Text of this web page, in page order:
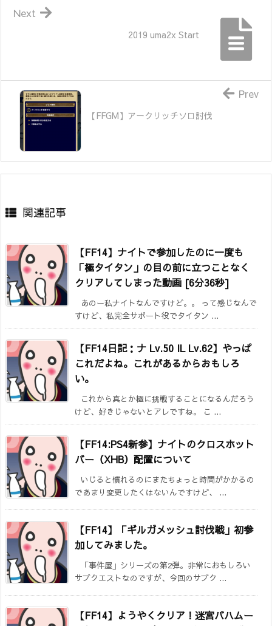
2019 uma2x Start
Next
【FFGM】アークリッチソロ討伐
Prev
関連記事
【FF14】ナイトで参加したのに一度も
「極タイタン」の目の前に立つことなく
クリアしてしまった動画 [6分36秒]
あのー私ナイトなんですけど。。 って感じなんで
すけど、私完全サポート役でタイタン ...
【FF14日記：ナ Lv.50 IL Lv.62】やっぱ
これだよね。これがあるからおもしろ
い。
これから真とか極に挑戦することになるんだろう
けど、好きじゃないとアレですね。 こ ...
【FF14:PS4新参】ナイトのクロスホット
バー（XHB）配置について
いじると慣れるのにまたちょっと時間がかかるの
であまり変更したくはないんですけど、 ...
【FF14】「ギルガメッシュ討伐戦」初参
加してみました。
「事件屋」シリーズの第2弾。非常におもしろい
サブクエストなのですが、今回のサブク ...
【FF14】ようやくクリア！迷宮バハムー